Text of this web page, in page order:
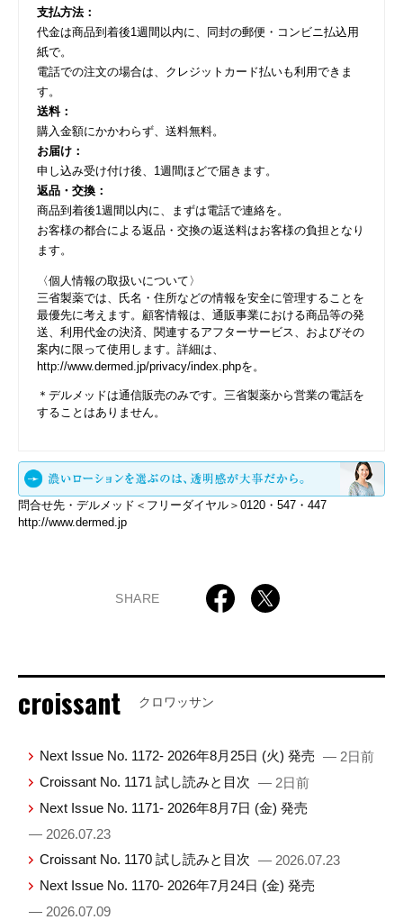
支払方法：
代金は商品到着後1週間以内に、同封の郵便・コンビニ払込用
紙で。
電話での注文の場合は、クレジットカード払いも利用できま
す。
送料：
購入金額にかかわらず、送料無料。
お届け：
申し込み受け付け後、1週間ほどで届きます。
返品・交換：
商品到着後1週間以内に、まずは電話で連絡を。
お客様の都合による返品・交換の返送料はお客様の負担となり
ます。
〈個人情報の取扱いについて〉
三省製薬では、氏名・住所などの情報を安全に管理することを
最優先に考えます。顧客情報は、通販事業における商品等の発
送、利用代金の決済、関連するアフターサービス、およびその
案内に限って使用します。詳細は、
http://www.dermed.jp/privacy/index.phpを。
＊デルメッドは通信販売のみです。三省製薬から営業の電話を
することはありません。
問合せ先・デルメッド＜フリーダイヤル＞0120・547・447
http://www.dermed.jp
SHARE
croissant クロワッサン
Next Issue No. 1172- 2026年8月25日 (火) 発売 — 2日前
Croissant No. 1171 試し読みと目次 — 2日前
Next Issue No. 1171- 2026年8月7日 (金) 発売
— 2026.07.23
Croissant No. 1170 試し読みと目次 — 2026.07.23
Next Issue No. 1170- 2026年7月24日 (金) 発売
— 2026.07.09